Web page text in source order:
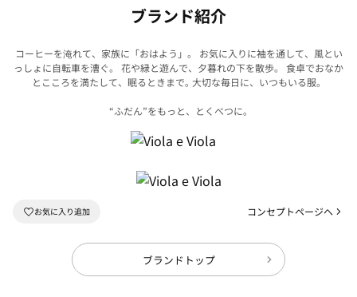
ブランド紹介
コーヒーを淹れて、家族に「おはよう」。 お気に入りに袖を通して、風とい
っしょに自転車を漕ぐ。
花や緑と遊んで、夕暮れの下を散歩。 食卓でおなか
とこころを満たして、眠るときまで｡ 大切な毎日に、いつもいる服。
“ふだん”をもっと、とくべつに｡
コンセプトページへ
ブランドトップ